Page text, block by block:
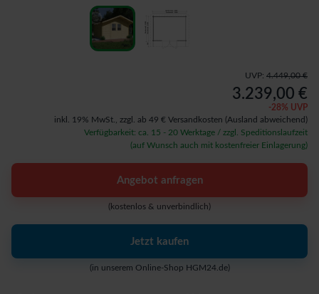
UVP: 4.449,00 €
3.239,00 €
-28% UVP
inkl. 19% MwSt., zzgl. ab 49 € Versandkosten (Ausland abweichend)
Verfügbarkeit: ca. 15 - 20 Werktage / zzgl. Speditionslaufzeit
(auf Wunsch auch mit kostenfreier Einlagerung)
Angebot anfragen
(kostenlos & unverbindlich)
Jetzt kaufen
(in unserem Online-Shop HGM24.de)